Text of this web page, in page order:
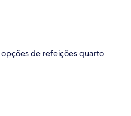
de refeições quarto